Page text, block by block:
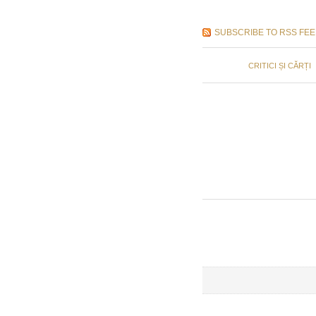
SUBSCRIBE TO RSS
CRITICI ȘI CĂRȚI